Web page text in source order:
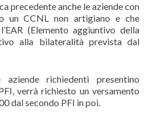
precedente anche le aziende con
un CCNL non artigiano e che
(Elemento aggiuntivo della
alla bilateralità prevista dal
richiedenti presentino
verrà richiesto un versamento
dal secondo PFI in poi.